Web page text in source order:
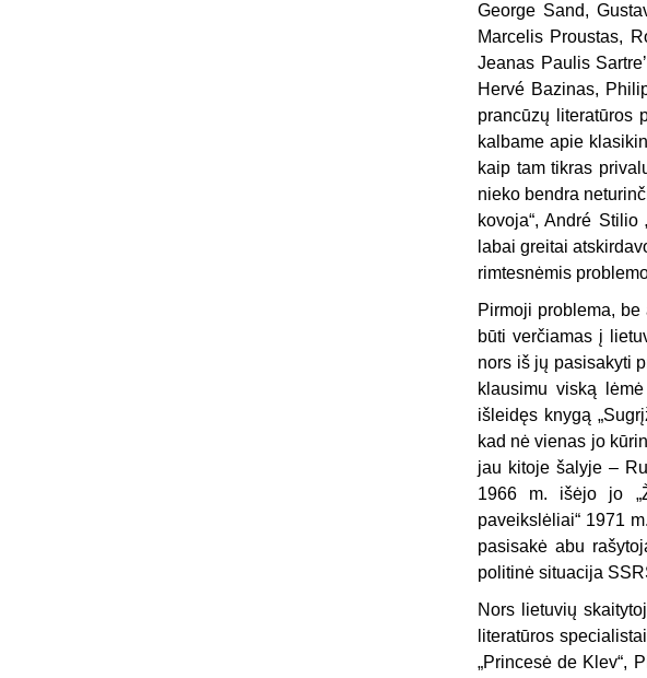
George Sand,
Marcelis Proustas,
Jeanas Paulis
Hervé Bazinas,
prancūzų literatūros
kalbame apie
kaip tam tikras
nieko bendra
kovoja“, André
labai greitai
rimtesnėmis
Pirmoji problema,
būti verčiamas į
nors iš jų pasisakyti
klausimu viską
išleidęs knygą
kad nė vienas jo
jau kitoje šalyje –
1966 m. išėjo jo
paveikslėliai“ 1971
pasisakė abu
politinė situacija
Nors lietuvių
literatūros
„Princesė de Klev“,